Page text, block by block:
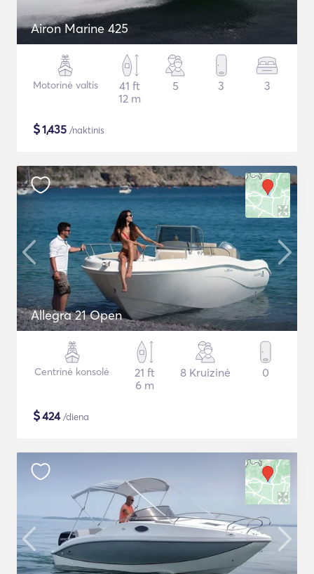
Airon Marine 425
Motorinė valtis
41 ft
12 m
5 3 3
$1,435 /naktinis
Allegra 21 Open
Centrinė konsolė
21 ft
6 m
8 Kruizinė 0
$424/diena